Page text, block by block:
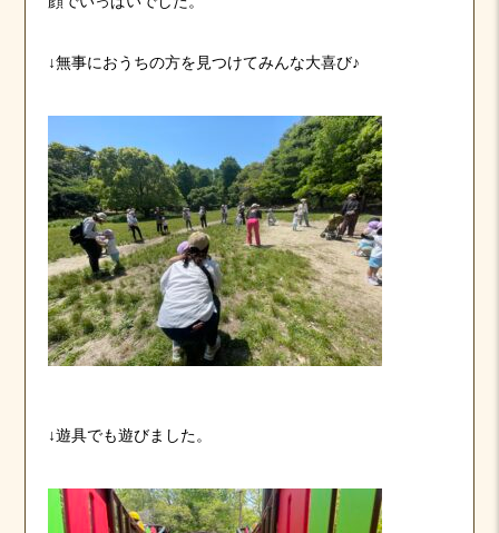
↓無事におうちの方を見つけてみんな大喜び♪
↓遊具でも遊びました。